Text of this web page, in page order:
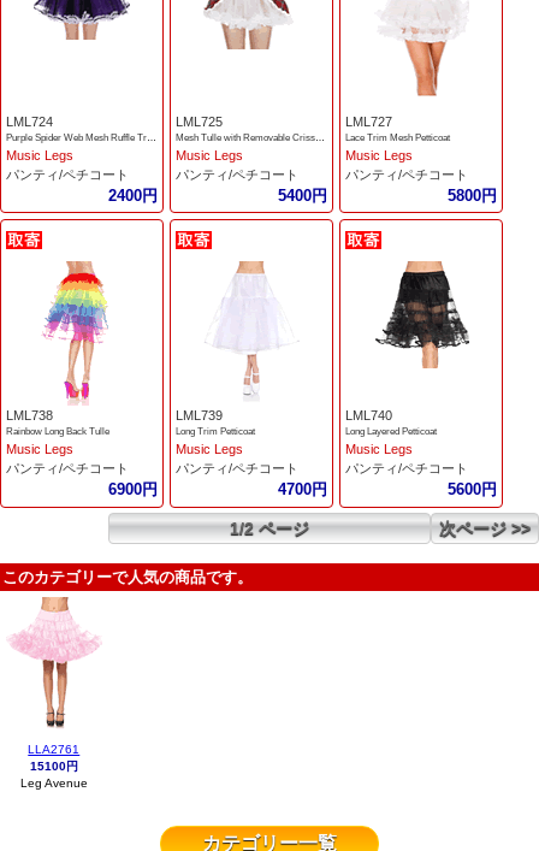
LML724
Music Legs
パンティ/ペチコート
2400円
LML725
Music Legs
パンティ/ペチコート
5400円
LML727
Lace Trim Mesh Petticoat
Music Legs
パンティ/ペチコート
5800円
LML738
Rainbow Long Back Tulle
Music Legs
パンティ/ペチコート
6900円
LML739
Long Trim Petticoat
Music Legs
パンティ/ペチコート
4700円
LML740
Long Layered Petticoat
Music Legs
パンティ/ペチコート
5600円
1/2 ページ 次ページ >>
このカテゴリーで人気の商品です。
LLA2761
15100円
Leg Avenue
カテゴリー一覧